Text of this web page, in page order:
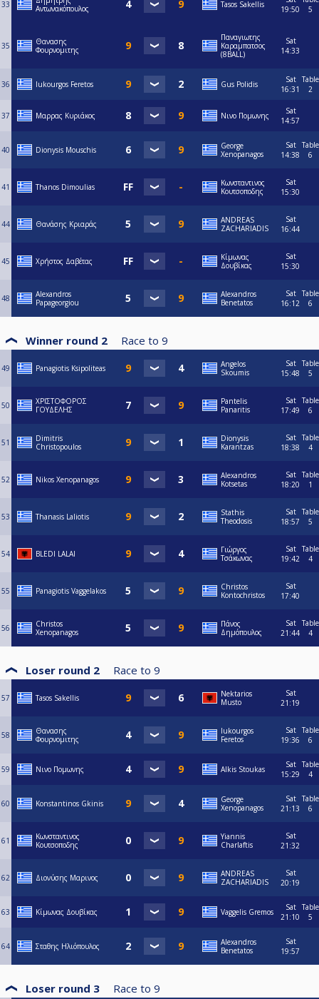
33
Αντωνακόπουλος
Tasos Sakellis
19:50
5
35
Θανασης
Φουρνομιτης
Παναγιωτης
Καραμπατσος
(8BALL)
Sat
14:33
36 lukourgos Feretos Gus Polidis
Sat
16:31
Table
2
37 Μαρρας Κυριάκος Νινο Πομωνης
Sat
14:57
40 Dionysis Mouschis
George
Xenopanagos
Sat
14:38
Table
6
41 Thanos Dimoulias
Κωνσταντινος
Κουτσοποδης
Sat
15:30
44 Θανάσης Κριαράς
ANDREAS
ZACHARIADIS
Sat
16:44
45 Χρήστος Δαβέτας
Κίμωνας
Δουβίκας
Sat
15:30
48
Alexandros
Papageorgiou
Alexandros
Benetatos
Sat
16:12
Table
6
Winner round 2 Race to 9
49 Panagiotis Ksipoliteas
Angelos
Skoumis
Sat
15:48
Table
5
50
ΧΡΙΣΤΟΦΟΡΟΣ
ΓΟΥΔΕΛΗΣ
Pantelis
Panaritis
Sat
17:49
Table
6
51
Dimitris
Christopoulos
Dionysis
Karantzas
Sat
18:38
Table
4
52 Nikos Xenopanagos
Alexandros
Kotsetas
Sat
18:20
Table
1
53 Thanasis Laliotis
Stathis
Theodosis
Sat
18:57
Table
5
54 BLEDI LALAI
Γιώργος
Τσάκωνας
Sat
19:42
Table
4
55 Panagiotis Vaggelakos
Christos
Kontochristos
Sat
17:40
56
Christos
Xenopanagos
Πάνος
Δημόπουλος
Sat
21:44
Table
4
Loser round 2 Race to 9
57 Tasos Sakellis
Nektarios
Musto
Sat
21:19
58
Θανασης
Φουρνομιτης
lukourgos
Feretos
Sat
19:36
Table
6
59 Νινο Πομωνης Alkis Stoukas
Sat
15:29
Table
4
60 Konstantinos Gkinis
George
Xenopanagos
Sat
21:13
Table
6
61
Κωνσταντινος
Κουτσοποδης
Yiannis
Charlaftis
Sat
21:32
62 Διονύσης Μαρινος
ANDREAS
ZACHARIADIS
Sat
20:19
63 Κίμωνας Δουβίκας Vaggelis Gremos
Sat
21:10
Table
5
64 Σταθης Ηλιόπουλος
Alexandros
Benetatos
Sat
19:57
Loser round 3 Race to 9